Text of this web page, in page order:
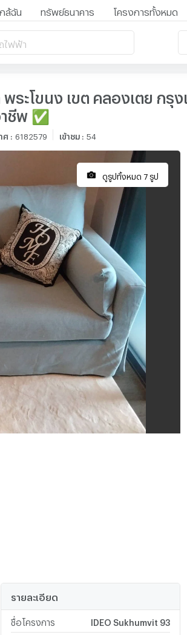
กล้ฉัน ทรัพย์ธนาคาร โครงการทั้งหมด
ไฟฟ้า
ระโขนง เขต คลองเตย กรุ
ชีพ ✅
ศ: 6182579 เข้าชม: 54
ดูรูปทั้งหมด 7 รูป
รายละเอียด
ชื่อโครงการ IDEO Sukhumvit 93